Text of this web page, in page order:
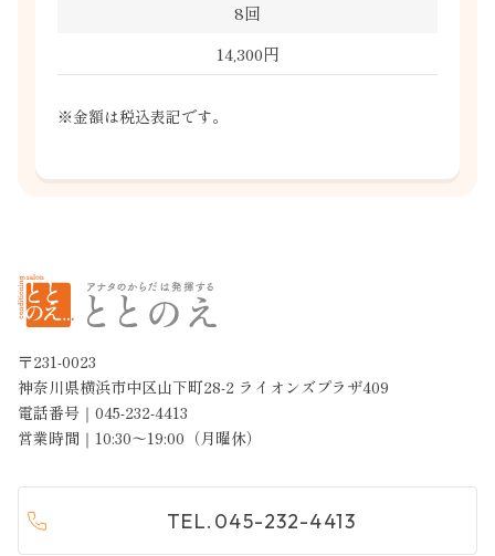
8回
14,300円
※金額は税込表記です。
〒231-0023
神奈川県横浜市中区山下町28-2 ライオンズプラザ409
電話番号｜045-232-4413
営業時間｜10:30〜19:00（月曜休）
TEL.045-232-4413